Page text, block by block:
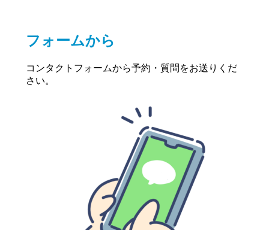
フォームから
コンタクトフォームから予約・質問をお送りくだ
さい。